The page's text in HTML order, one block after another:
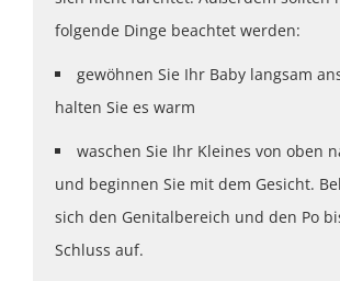
folgende Dinge beachtet werden:
gewöhnen Sie Ihr Baby langsam
halten Sie es warm
waschen Sie Ihr Kleines von oben
und beginnen Sie mit dem Gesicht.
sich den Genitalbereich und den Po
Schluss auf.